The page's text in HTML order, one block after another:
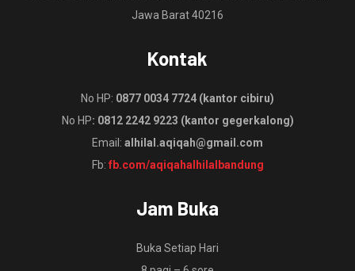
Jawa Barat 40216
Kontak
No HP: 0877 0034 7724 (kantor cibiru)
No HP: 0812 2242 9223 (kantor gegerkalong)
Email: alhilal.aqiqah@gmail.com
Fb: fb.com/aqiqahalhilalbandung
Jam Buka
Buka Setiap Hari